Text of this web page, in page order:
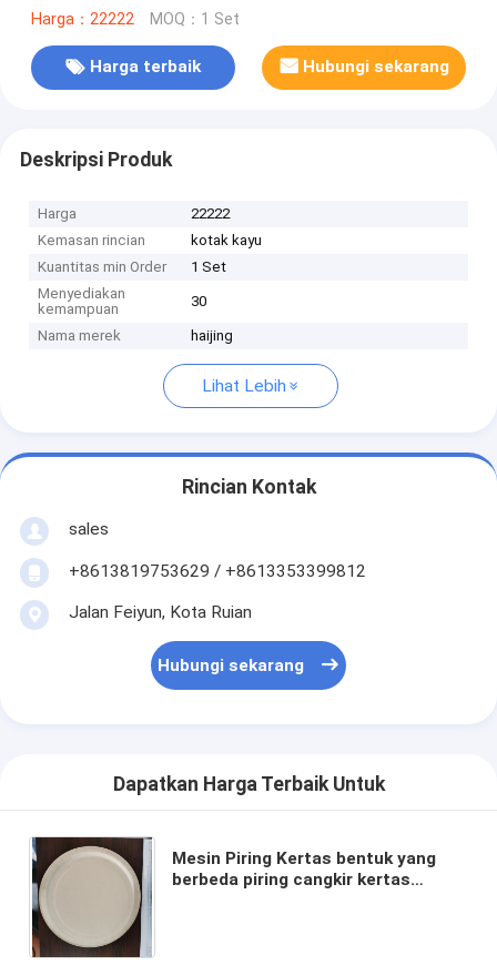
dengan film dengan lapisan pla pe
Harga：22222 MOQ：1 Set
Harga terbaik Hubungi sekarang
Deskripsi Produk
Harga
22222
Kemasan rincian
kotak kayu
Kuantitas min Order
1 Set
Menyediakan
kemampuan
30
Nama merek haijing
Lihat Lebih
Rincian Kontak
sales
+8613819753629 / +8613353399812
Jalan Feiyun, Kota Ruian
Hubungi sekarang
Dapatkan Harga Terbaik Untuk
Mesin Piring Kertas bentuk yang
berbeda piring cangkir kertas